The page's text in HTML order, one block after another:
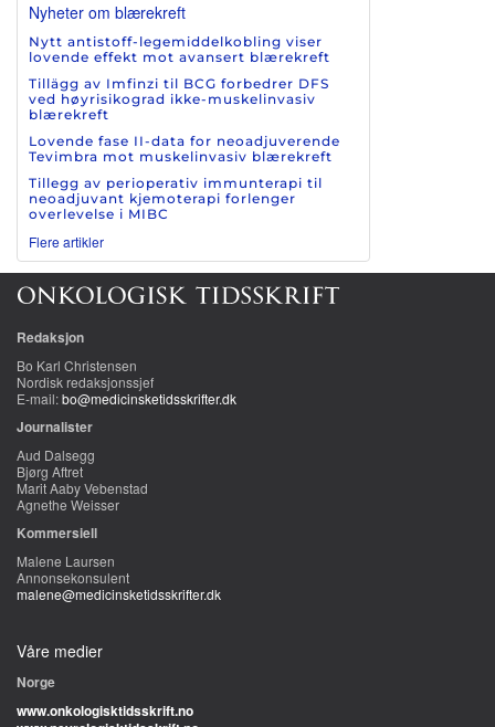
Nyheter om blærekreft
Nytt antistoff-legemiddelkobling viser
lovende effekt mot avansert blærekreft
Tillägg av Imfinzi til BCG forbedrer DFS
ved høyrisikograd ikke-muskelinvasiv
blærekreft
Lovende fase II-data for neoadjuverende
Tevimbra mot muskelinvasiv blærekreft
Tillegg av perioperativ immunterapi til
neoadjuvant kjemoterapi forlenger
overlevelse i MIBC
Flere artikler
Redaksjon
Bo Karl Christensen
Nordisk redaksjonssjef
E-mail:bo@medicinsketidsskrifter.dk
Journalister
Aud Dalsegg
Bjørg Aftret
Marit Aaby Vebenstad
Agnethe Weisser
Kommersiell
Malene Laursen
Annonsekonsulent
malene@medicinsketidsskrifter.dk
Våre medier
Norge
www.onkologisktidsskrift.no